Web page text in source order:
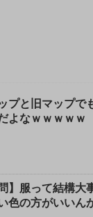
プと旧マップで
よなｗｗｗｗｗ
問】服って結構大
色の方がいいん